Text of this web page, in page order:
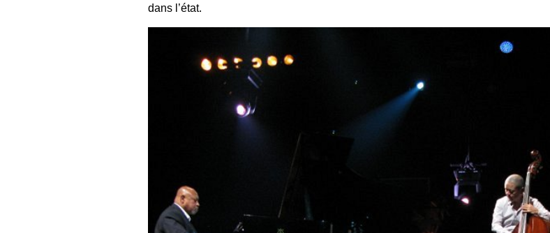
dans l’état.